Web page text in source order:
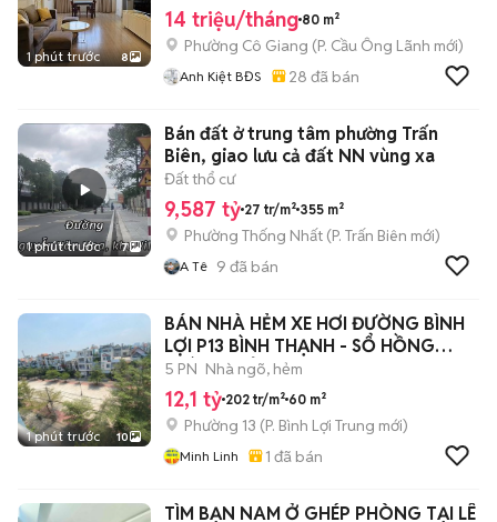
1 phút trước 8
14 triệu/tháng 80 m²
Phường Cô Giang (P. Cầu Ông Lãnh mới)
Anh Kiệt BĐS 28 đã bán
1 phút trước 7
Bán đất ở trung tâm phường Trấn
Biên, giao lưu cả đất NN vùng xa
Đất thổ cư
9,587 tỷ 27 tr/m² 355 m²
Phường Thống Nhất (P. Trấn Biên mới)
A Tê 9 đã bán
1 phút trước 10
BÁN NHÀ HẺM XE HƠI ĐƯỜNG BÌNH
LỢI P13 BÌNH THẠNH - SỔ HỒNG
CHÍNH CHỦ
5 PN Nhà ngõ, hẻm
12,1 tỷ 202 tr/m² 60 m²
Phường 13 (P. Bình Lợi Trung mới)
Minh Linh 1 đã bán
TÌM BẠN NAM Ở GHÉP PHÒNG TẠI LÊ